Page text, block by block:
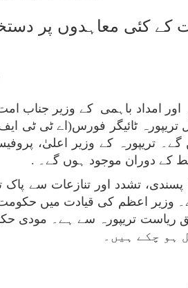
اور امداد باہمی کے وزیر جناب
تریپورہ کے وزیر اعلیٰ،
کے دوران موجود ہوں گے۔ .
پسندی، تشدد اور تنازعات سے
ہو چکے ہیں۔